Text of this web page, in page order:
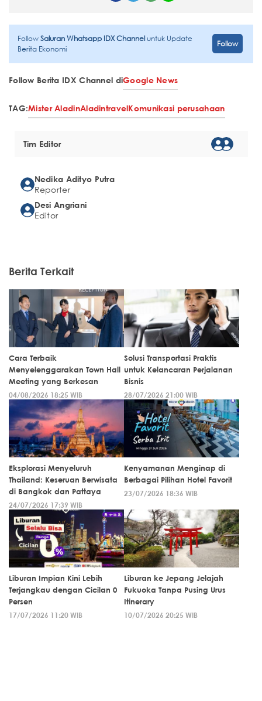
FollowSaluran Whatsapp IDX Channeluntuk Update
Berita Ekonomi
Follow
Follow Berita IDX Channel diGoogle News
TAG:Mister AladinAladintravelKomunikasi perusahaan
Tim Editor
Nedika Adityo Putra
Reporter
Desi Angriani
Editor
Berita Terkait
Cara Terbaik
Menyelenggarakan Town Hall
Meeting yang Berkesan
04/08/2026 18:25 WIB
Solusi Transportasi Praktis
untuk Kelancaran Perjalanan
Bisnis
28/07/2026 21:00 WIB
Eksplorasi Menyeluruh
Thailand: Keseruan Berwisata
di Bangkok dan Pattaya
24/07/2026 17:39 WIB
Kenyamanan Menginap di
Berbagai Pilihan Hotel Favorit
23/07/2026 18:36 WIB
Liburan Impian Kini Lebih
Terjangkau dengan Cicilan 0
Persen
17/07/2026 11:20 WIB
Liburan ke Jepang Jelajah
Fukuoka Tanpa Pusing Urus
Itinerary
10/07/2026 20:25 WIB